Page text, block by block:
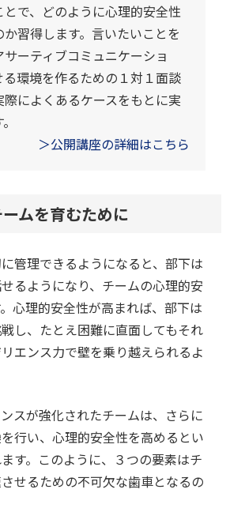
で、どのように心理的安全性
習得します。言いたいことを
ーティブコミュニケーショ
る環境を作るための１対１面談
際によくあるケースをもとに実
＞公開講座の詳細はこちら
ムを育むために
管理できるようになると、部下は
るようになり、チームの心理的安
心理的安全性が高まれば、部下は
し、たとえ困難に直面してもそれ
エンス力で壁を乗り越えられるよ
スが強化されたチームは、さらに
行い、心理的安全性を高めるとい
す。このように、３つの要素はチ
せるための不可欠な歯車となるの